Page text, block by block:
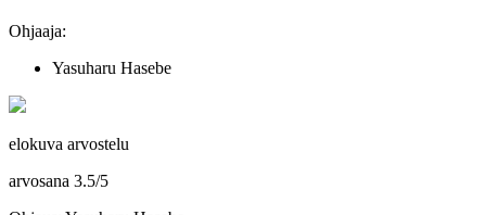
Ohjaaja:
Yasuharu Hasebe
elokuva arvostelu
arvosana 3.5/5